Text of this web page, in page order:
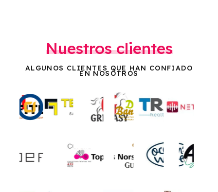
Nuestros clientes
ALGUNOS CLIENTES QUE HAN CONFIADO
EN NOSOTROS